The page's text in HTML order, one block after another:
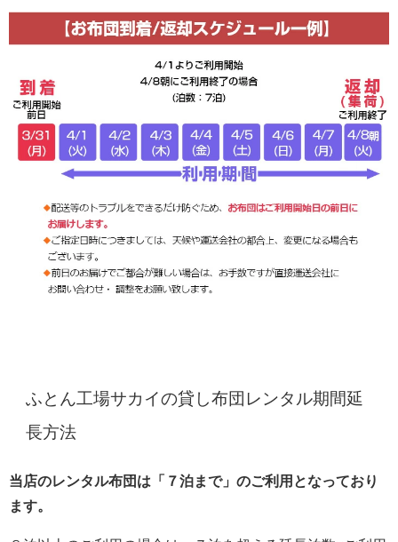
ふとん工場サカイの貸し布団レンタル期間延
長方法
当店のレンタル布団は「７泊まで」のご利用となっており
ます。